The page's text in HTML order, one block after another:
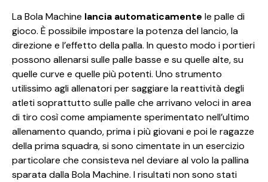
La Bola Machine lancia automaticamente le palle di
gioco. È possibile impostare la potenza del lancio, la
direzione e l’effetto della palla. In questo modo i portieri
possono allenarsi sulle palle basse e su quelle alte, su
quelle curve e quelle più potenti. Uno strumento
utilissimo agli allenatori per saggiare la reattività degli
atleti soprattutto sulle palle che arrivano veloci in area
di tiro così come ampiamente sperimentato nell’ultimo
allenamento quando, prima i più giovani e poi le ragazze
della prima squadra, si sono cimentate in un esercizio
particolare che consisteva nel deviare al volo la pallina
sparata dalla Bola Machine. I risultati non sono stati